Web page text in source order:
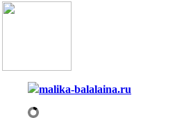
malika-balalaina.ru